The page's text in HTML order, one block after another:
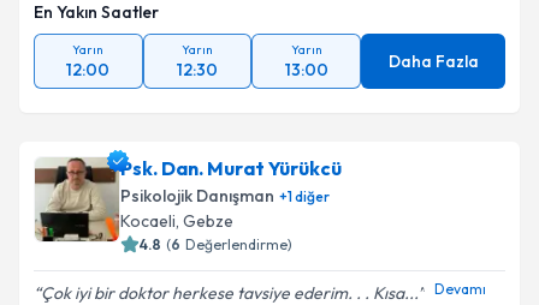
En Yakın Saatler
Yarın
12:00
Yarın
12:30
Yarın
13:00 Daha Fazla
Psk. Dan. Murat Yürükcü
Psikolojik Danışman +1diğer
Kocaeli, Gebze
4.8 (6 Değerlendirme)
Çok iyi bir doktor herkese tavsiye ederim. . . Kısa... Devamı